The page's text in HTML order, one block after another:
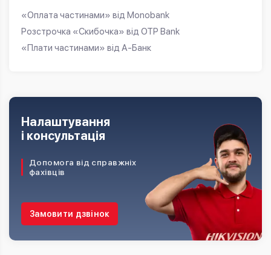
«Оплата частинами» від Monobank
Розстрочка «Скибочка» від OTP Bank
«Плати частинами» від А-Банк
Допомога від справжніх
фахівців
Налаштування
і консультація
Замовити дзвінок